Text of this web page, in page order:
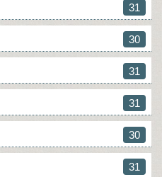
31
30
31
31
30
31